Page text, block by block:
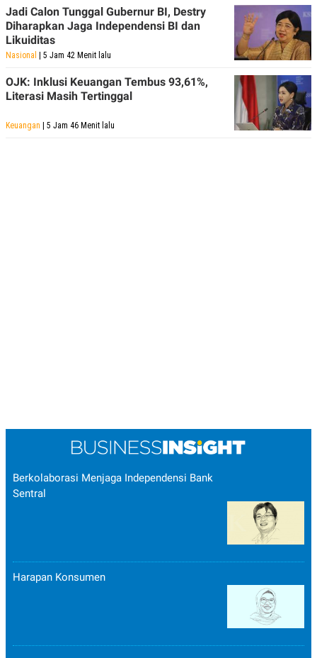
Jadi Calon Tunggal Gubernur BI, Destry
Diharapkan Jaga Independensi BI dan
Likuiditas
Nasional | 5 Jam 42 Menit lalu
OJK: Inklusi Keuangan Tembus 93,61%,
Literasi Masih Tertinggal
Keuangan | 5 Jam 46 Menit lalu
Berkolaborasi Menjaga Independensi Bank
Sentral
Harapan Konsumen